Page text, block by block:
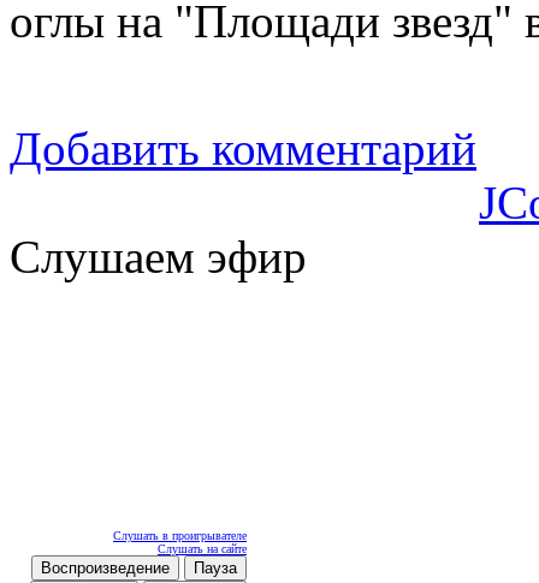
оглы на "Площади звезд"
Добавить комментарий
Слушаем эфир
Слушать в проигрывателе
Слушать на сайте
Воспроизведение
Пауза